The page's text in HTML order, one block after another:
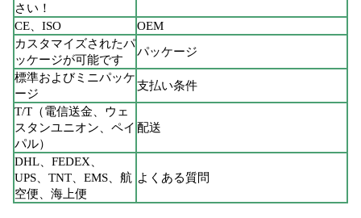
さい！
CE、ISO
OEM
カスタマイズされたパ
ッケージが可能です
パッケージ
標準およびミニパッケ
ージ
支払い条件
T/T（電信送金、ウェ
スタンユニオン、ペイ
パル）
配送
DHL、FEDEX、
UPS、TNT、EMS、航
空便、海上便
よくある質問